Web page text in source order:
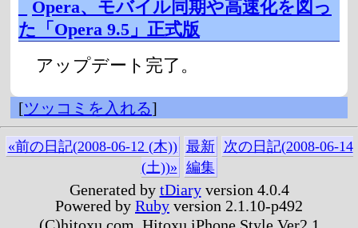
Opera、モバイル同期や高速化を図っ
た「Opera 9.5」正式版
アップデート完了。
[ツッコミを入れる]
«前の日記(2008-06-12 (木)) 最新
次の日記(2008-06-14
(土))» 編集
Generated by tDiaryversion 4.0.4
Powered by Ruby version 2.1.10-p492